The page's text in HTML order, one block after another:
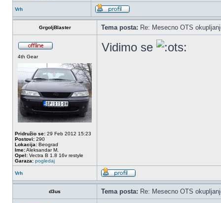
Vrh
GrgoljBlaster Tema posta: Re: Mesecno OTS
4th Gear
Pridružio se: 29 Feb 2012 15:23
Postovi: 290
Lokacija: Beograd
Ime:Aleksandar M.
Opel: Vectra B 1.8 16v restyle
Garaza: pogledaj
Vidimo se
Vrh
d3us Tema posta: Re: Mesecno OTS